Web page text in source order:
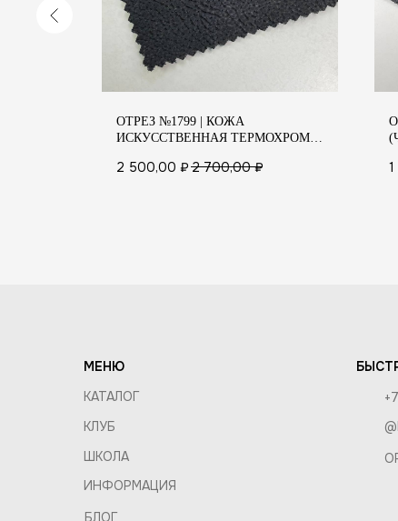
ОТРЕЗ №1799 | КОЖА
ИСКУССТВЕННАЯ ТЕРМОХРОМ
2 500,00 ₽ 2 700,00 ₽
МЕНЮ
КАТАЛОГ
КЛУБ
ШКОЛА
ИНФОРМАЦИЯ
БЛОГ